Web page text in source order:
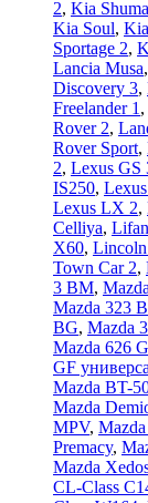
2, Kia
Kia Soul,
Sportage 2,
Lancia Musa,
Discovery 3,
Freelander 1 ,
Rover 2,
Rover Sport,
2, Lexus GS
IS250,
Lexus LX 2,
Celliya,
X60,
Town Car 2,
3 BM,
Mazda 323
BG, Mazda
Mazda 626
GF
Mazda BT-
Mazda
MPV,
Premacy,
Mazda
CL-Class